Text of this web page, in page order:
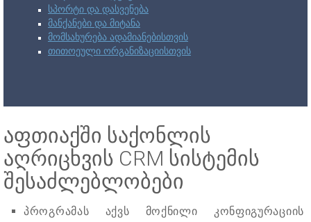
სპორტი და დასვენება
მანქანები და მიტანა
მომსახურება ადამიანებისთვის
თითოეული ორგანიზაციისთვის
აფთიაქში საქონლის
აღრიცხვის CRM სისტემის
შესაძლებლობები
პროგრამას აქვს მოქნილი კონფიგურაციის